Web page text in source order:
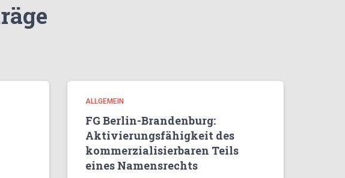
ALLGEMEIN
FG Berlin-Brandenburg:
Aktivierungsfähigkeit des
kommerzialisierbaren Teils
eines Namensrechts